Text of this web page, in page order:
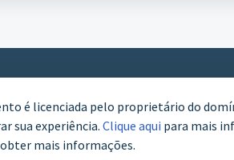
é licenciada pelo proprietário do
sua experiência.Clique aqui para mais
mais informações.